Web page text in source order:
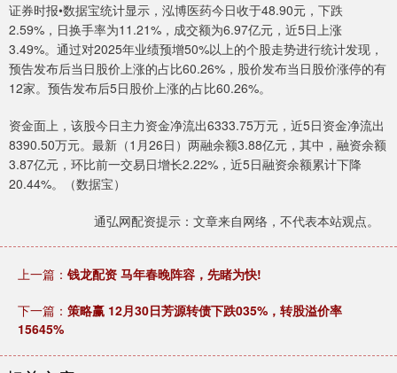
证券时报•数据宝统计显示，泓博医药今日收于48.90元，下跌
2.59%，日换手率为11.21%，成交额为6.97亿元，近5日上涨
3.49%。通过对2025年业绩预增50%以上的个股走势进行统计发现，
预告发布后当日股价上涨的占比60.26%，股价发布当日股价涨停的有
12家。预告发布后5日股价上涨的占比60.26%。
资金面上，该股今日主力资金净流出6333.75万元，近5日资金净流出
8390.50万元。最新（1月26日）两融余额3.88亿元，其中，融资余额
3.87亿元，环比前一交易日增长2.22%，近5日融资余额累计下降
20.44%。（数据宝）
通弘网配资提示：文章来自网络，不代表本站观点。
上一篇： 钱龙配资 马年春晚阵容，先睹为快!
下一篇： 策略赢 12月30日芳源转债下跌035%，转股溢价率
15645%